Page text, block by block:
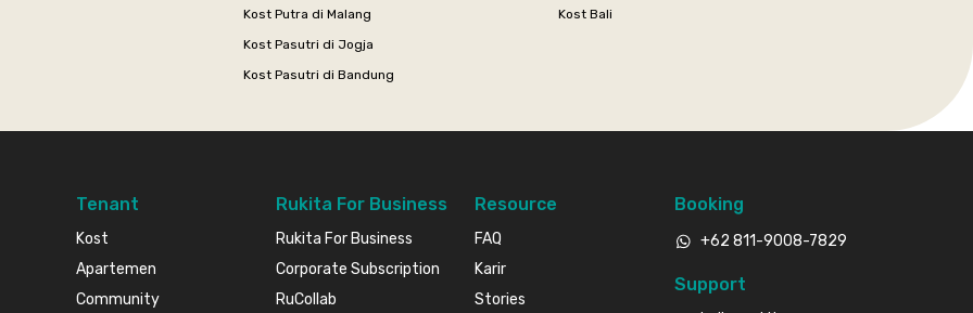
Kost Putra di Malang
Kost Pasutri di Jogja
Kost Pasutri di Bandung
Kost Bali
Tenant
Kost
Apartemen
Community
Rukita For Business
Rukita For Business
Corporate Subscription
RuCollab
Resource
FAQ
Karir
Stories
Booking
+62 811-9008-7829
Support